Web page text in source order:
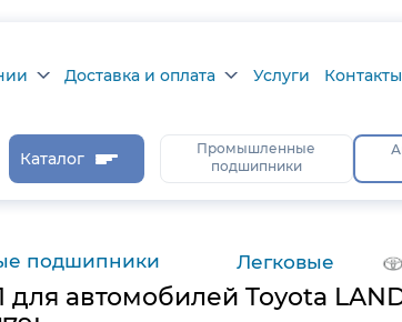
на
Доставка и оплата
Доставка и оплата
Возврат товара
Услуги Контакты
Каталог
Промышленные
подшипники
подшипники Легковые
автомобилей Toyota LAND